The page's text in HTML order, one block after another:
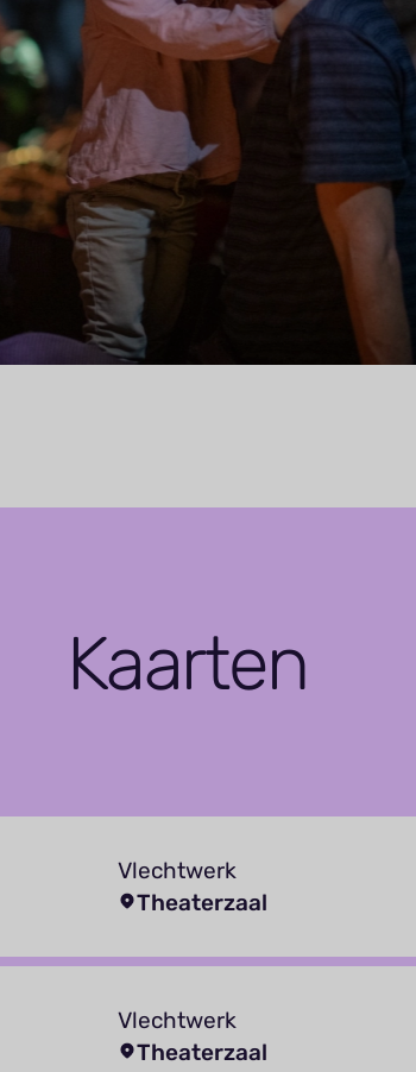
Kaarten
Vlechtwerk
Theaterzaal
Vlechtwerk
Theaterzaal